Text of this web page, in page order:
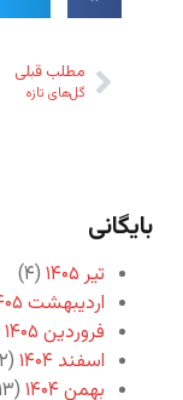
16. یار بیگانه - علی رستمیان
20. من و دل - ایرج بسطامی
21. خرابات - ایرج بسطامی
مطلب قبلی
گل‌های تازه
بایگانی
تیر ۱۴۰۵
(۴)
اردیبهشت ۱۴۰۵
فروردین ۱۴۰۵
اسفند ۱۴۰۴
(۱۲)
بهمن ۱۴۰۴
(۱۳)